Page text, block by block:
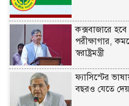
কক্সবাজারে
পরীক্ষাগার,
স্বরাষ্ট্রমন্ত্রী
ফ্যাসিস্টের
বছরও যেতে